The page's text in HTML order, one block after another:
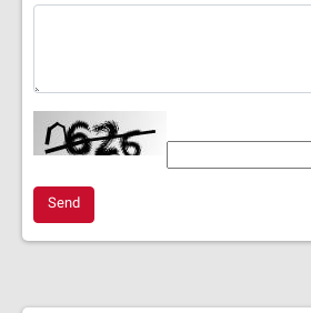
Send